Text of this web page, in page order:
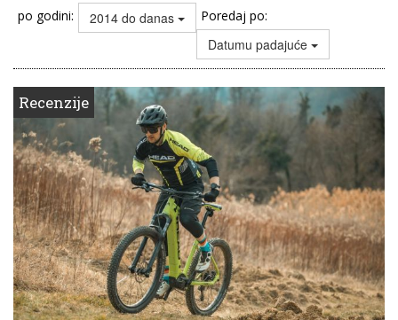
po godini: 2014 do danas Poredaj po:
Datumu padajuće
Recenzije